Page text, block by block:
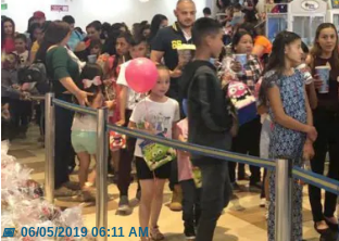
Festejan a niños con cine y
📅06/05/2019 06:11 AM